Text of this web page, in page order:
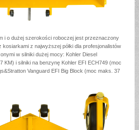
i o dużej szerokości roboczej jest przeznaczony
kosiarkami z najwyższej półki dla profesjonalistów
w silniki dużej mocy: Kohler Diesel
KM) i silniki na benzynę Kohler EFI ECH749 (moc
Vanguard EFI Big Block (moc maks. 37